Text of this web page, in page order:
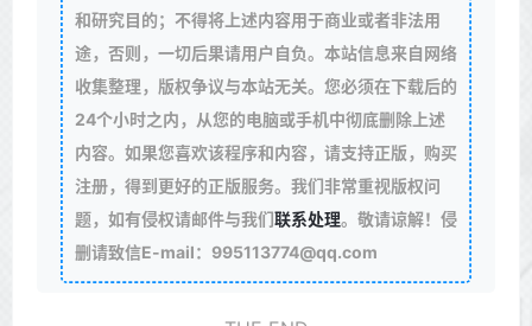
和研究目的；不得将上述内容用于商业或者非法用
途，否则，一切后果请用户自负。本站信息来自网络
收集整理，版权争议与本站无关。您必须在下载后的
24个小时之内，从您的电脑或手机中彻底删除上述
内容。如果您喜欢该程序和内容，请支持正版，购买
注册，得到更好的正版服务。我们非常重视版权问
题，如有侵权请邮件与我们联系处理。敬请谅解！侵
删请致信E-mail：995113774@qq.com